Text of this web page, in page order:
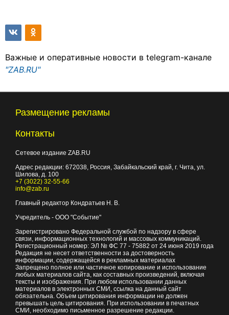
Важные и оперативные новости в telegram-канале
"ZAB.RU"
Размещение рекламы
Контакты
Сетевое издание ZAB.RU
Адрес редакции: 672038, Россия, Забайкальский край, г. Чита, ул.
Шилова, д. 100
+7 (3022) 32-55-66
info@zab.ru
Главный редактор Кондратьев Н. В.
Учредитель - ООО "Событие"
Зарегистрировано Федеральной службой по надзору в сфере
связи, информационных технологий и массовых коммуникаций.
Регистрационный номер: ЭЛ № ФС 77 - 75882 от 24 июня 2019 года
Редакция не несет ответственности за достоверность
информации, содержащейся в рекламных материалах
Запрещено полное или частичное копирование и использование
любых материалов сайта, как составных произведений, включая
тексты и изображения. При любом использовании данных
материалов в электронных СМИ, ссылка на данный сайт
обязательна. Объем цитирования информации не должен
превышать цель цитирования. При использовании в печатных
СМИ, необходимо письменное разрешение редакции.